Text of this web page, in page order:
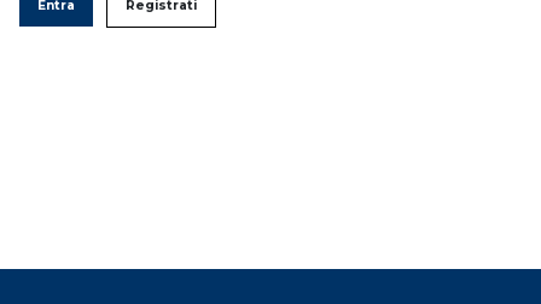
Entra Registrati